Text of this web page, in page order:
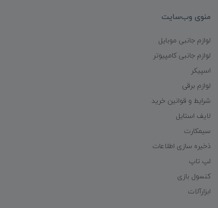
منوی وب‌سایت
لوازم جانبی موبایل
لوازم جانبی کامپیوتر
اسپیکر
لوازم برقی
شرایط و قوانین خرید
لایف استایل
سیمکارت
ذخیره سازی اطلاعات
لپ تاپ
کنسول بازی
ابزارآلات